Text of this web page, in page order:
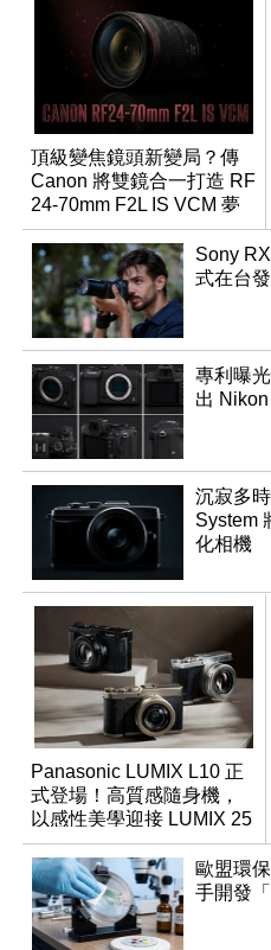
頂級變焦鏡頭新變局？傳
Canon 將雙鏡合一打造 RF
24-70mm F2L IS VCM 夢
幻規格
Sony
式在台
專利曝
出
沉寂多
System
化相機
Panasonic LUMIX L10 正
式登場！高質感隨身機，
以感性美學迎接 LUMIX 25
週年
歐盟環
手開發